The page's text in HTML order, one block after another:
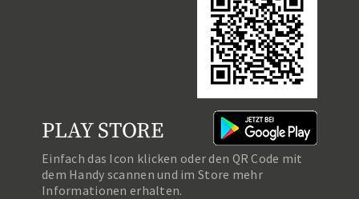
PLAY STORE
Einfach das Icon klicken oder den QR Code mit
dem Handy scannen und im Store mehr
Informationen erhalten.